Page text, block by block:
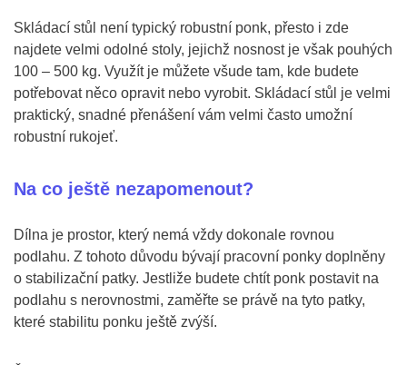
Skládací stůl není typický robustní ponk, přesto i zde
najdete velmi odolné stoly, jejichž nosnost je však pouhých
100 – 500 kg. Využít je můžete všude tam, kde budete
potřebovat něco opravit nebo vyrobit. Skládací stůl je velmi
praktický, snadné přenášení vám velmi často umožní
robustní rukojeť.
Na co ještě nezapomenout?
Dílna je prostor, který nemá vždy dokonale rovnou
podlahu. Z tohoto důvodu bývají pracovní ponky doplněny
o stabilizační patky. Jestliže budete chtít ponk postavit na
podlahu s nerovnostmi, zaměřte se právě na tyto patky,
které stabilitu ponku ještě zvýší.